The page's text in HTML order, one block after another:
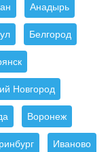
Анадырь
Белгород
Новгород
Воронеж
Иваново